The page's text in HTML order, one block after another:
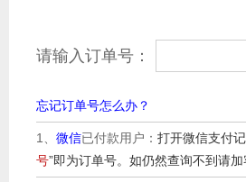
请输入订单号：
忘记订单号怎么办？
1、 微信已付款用户： 打开微信支付
号”即为订单号。如仍然查询不到请